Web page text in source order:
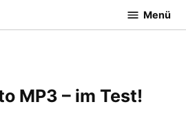
Menü
MP3 – im Test!